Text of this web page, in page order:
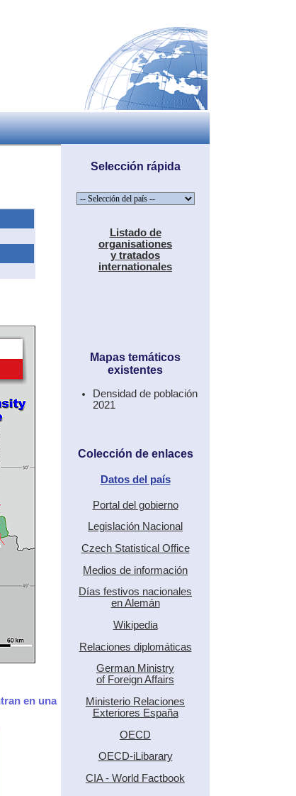
en una
Selección rápida
Listado de
organisationes
y tratados
internationales
Mapas temáticos
existentes
Densidad de población
2021
Colección de enlaces
Datos del país
Portal del gobierno
Legislación Nacional
Czech Statistical Office
Medios de información
Días festivos nacionales
en Alemán
Wikipedia
Relaciones diplomáticas
German Ministry
of Foreign Affairs
Ministerio Relaciones
Exteriores España
OECD
OECD-iLibarary
CIA - World Factbook